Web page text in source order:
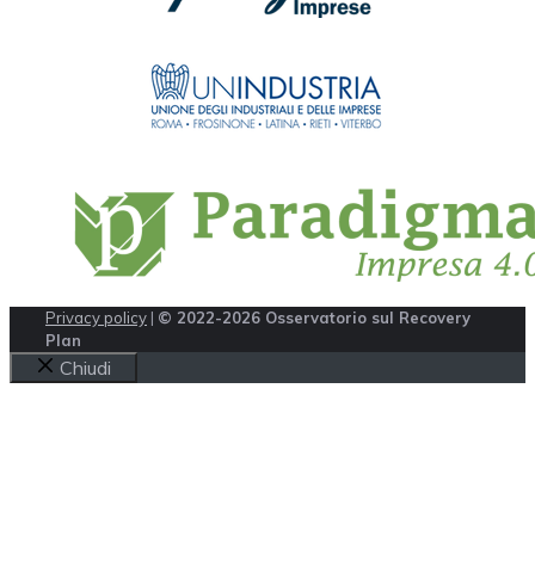
Privacy policy | © 2022-2026 Osservatorio sul Recovery
Plan
Chiudi